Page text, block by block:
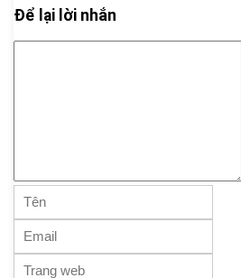
Để lại lời nhắn